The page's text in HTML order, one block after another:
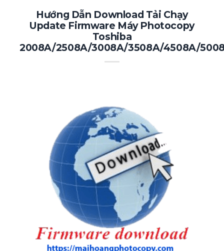
Hướng Dẫn Download Tải Chạy
Update Firmware Máy Photocopy
Toshiba
2008A/2508A/3008A/3508A/4508A/